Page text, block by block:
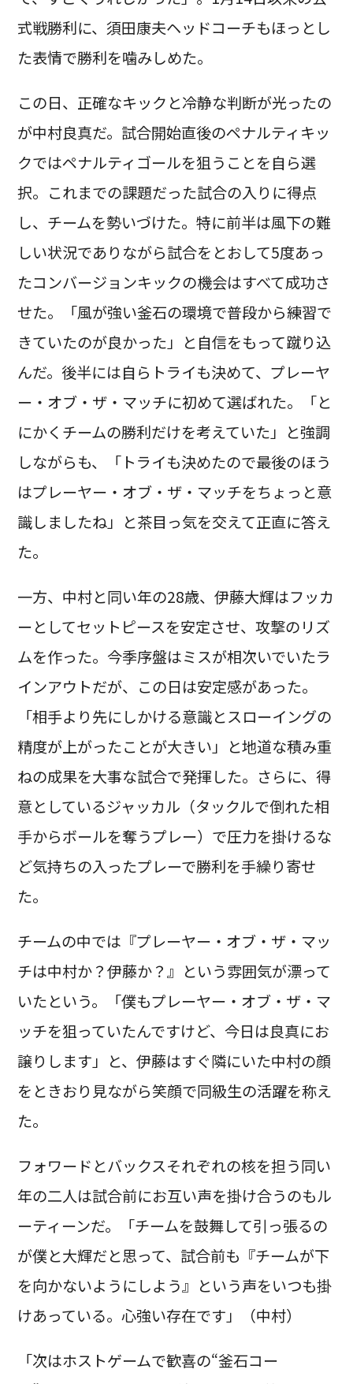
式戦勝利に、須田康夫ヘッドコーチもほっとし
た表情で勝利を噛みしめた。
この日、正確なキックと冷静な判断が光ったの
が中村良真だ。試合開始直後のペナルティキッ
クではペナルティゴールを狙うことを自ら選
択。これまでの課題だった試合の入りに得点
し、チームを勢いづけた。特に前半は風下の難
しい状況でありながら試合をとおして5度あっ
たコンバージョンキックの機会はすべて成功さ
せた。「風が強い釜石の環境で普段から練習で
きていたのが良かった」と自信をもって蹴り込
んだ。後半には自らトライも決めて、プレーヤ
ー・オブ・ザ・マッチに初めて選ばれた。「と
にかくチームの勝利だけを考えていた」と強調
しながらも、「トライも決めたので最後のほう
はプレーヤー・オブ・ザ・マッチをちょっと意
識しましたね」と茶目っ気を交えて正直に答え
た。
一方、中村と同い年の28歳、伊藤大輝はフッカ
ーとしてセットピースを安定させ、攻撃のリズ
ムを作った。今季序盤はミスが相次いでいたラ
インアウトだが、この日は安定感があった。
「相手より先にしかける意識とスローイングの
精度が上がったことが大きい」と地道な積み重
ねの成果を大事な試合で発揮した。さらに、得
意としているジャッカル（タックルで倒れた相
手からボールを奪うプレー）で圧力を掛けるな
ど気持ちの入ったプレーで勝利を手繰り寄せ
た。
チームの中では『プレーヤー・オブ・ザ・マッ
チは中村か？伊藤か？』という雰囲気が漂って
いたという。「僕もプレーヤー・オブ・ザ・マ
ッチを狙っていたんですけど、今日は良真にお
譲りします」と、伊藤はすぐ隣にいた中村の顔
をときおり見ながら笑顔で同級生の活躍を称え
た。
フォワードとバックスそれぞれの核を担う同い
年の二人は試合前にお互い声を掛け合うのもル
ーティーンだ。「チームを鼓舞して引っ張るの
が僕と大輝だと思って、試合前も『チームが下
を向かないようにしよう』という声をいつも掛
けあっている。心強い存在です」（中村）
「次はホストゲームで歓喜の“釜石コー